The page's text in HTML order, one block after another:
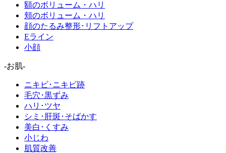
額のボリューム・ハリ
頬のボリューム・ハリ
顔のたるみ整形･リフトアップ
Eライン
小顔
-お肌-
ニキビ･ニキビ跡
毛穴･黒ずみ
ハリ･ツヤ
シミ･肝斑･そばかす
美白･くすみ
小じわ
肌質改善